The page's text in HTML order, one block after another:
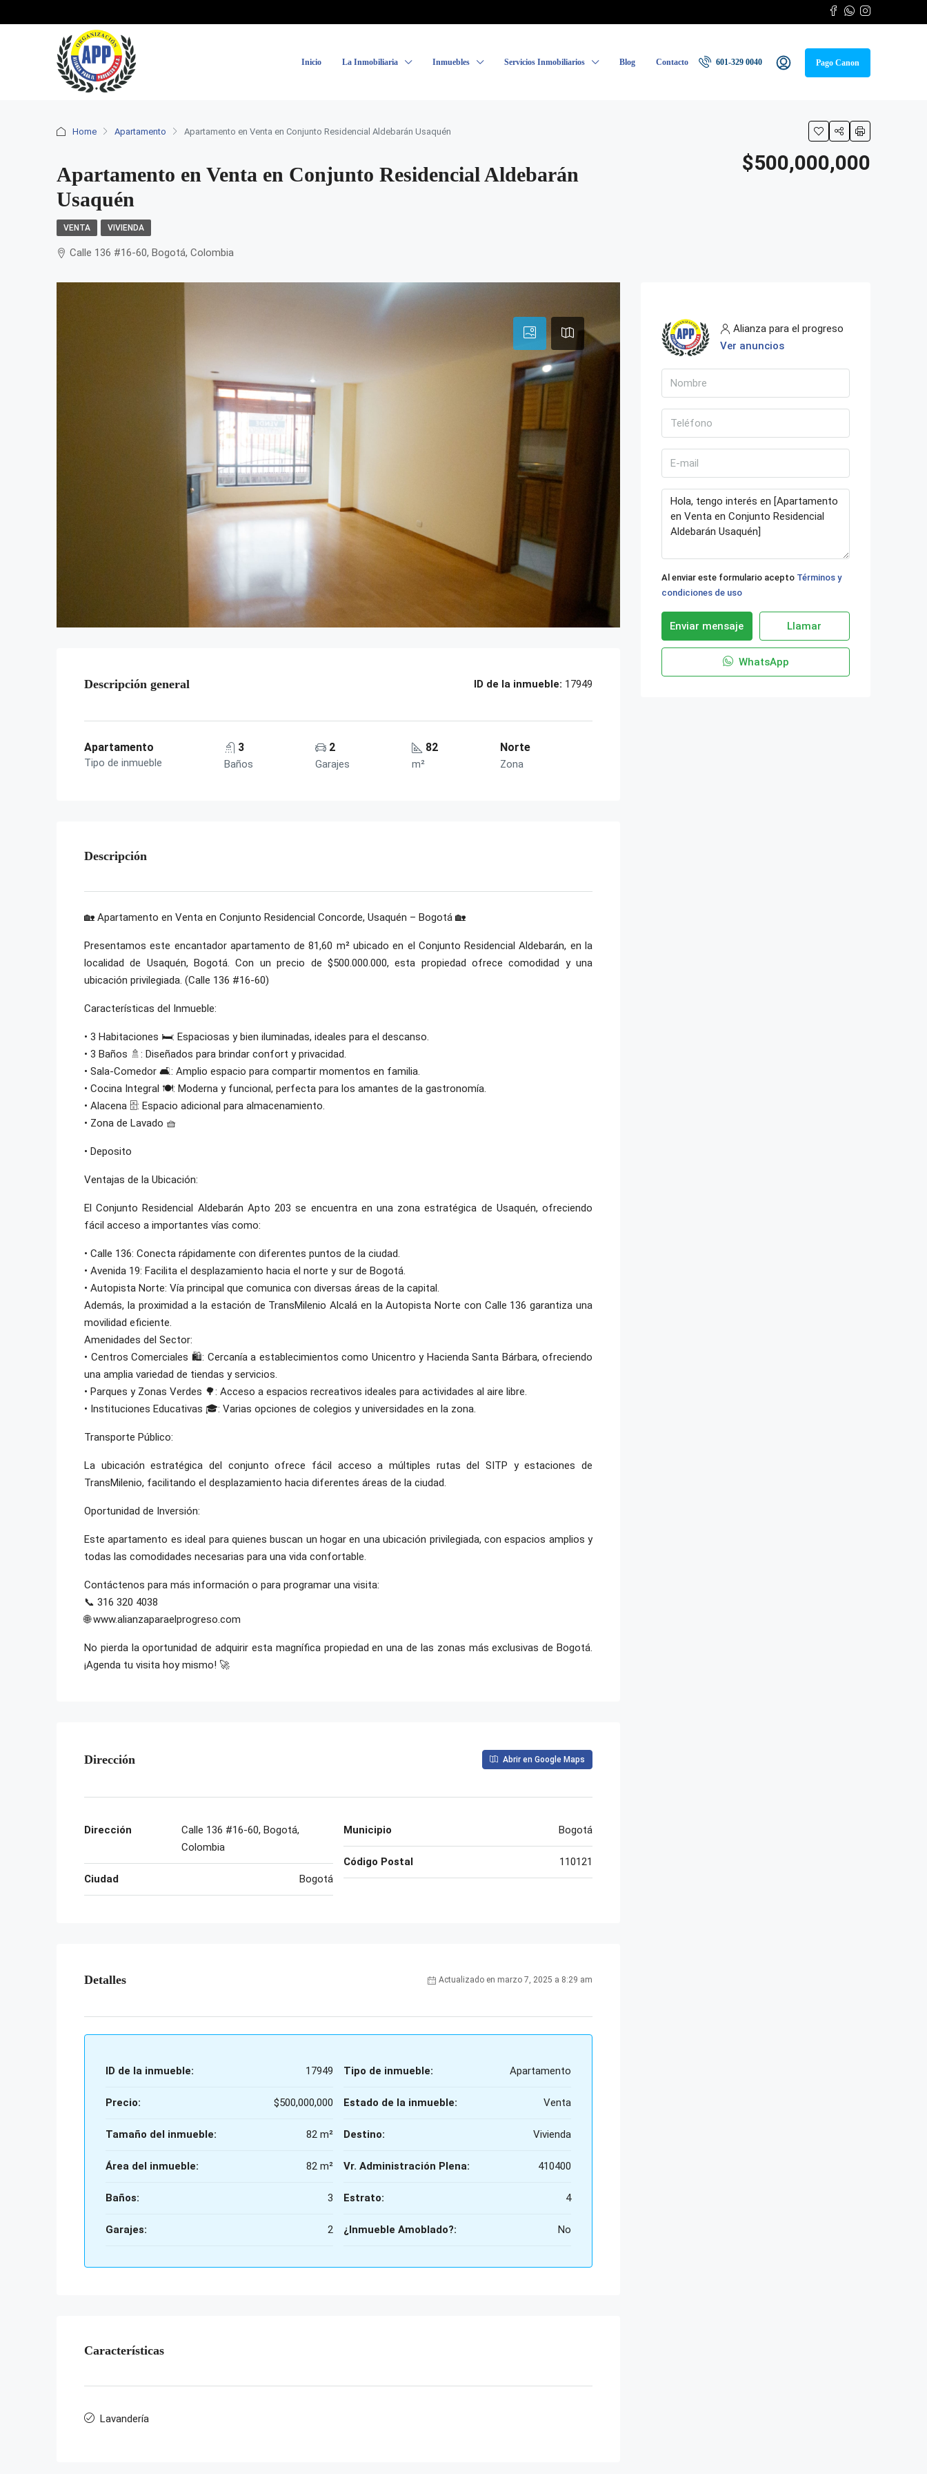
Inicio La Inmobiliaria Inmuebles Servicios Inmobiliarios Blog Contacto 601-329 0040 Pago Canon
Home Apartamento Apartamento en Venta en Conjunto Residencial Aldebarán Usaquén
Apartamento en Venta en Conjunto Residencial Aldebarán
Usaquén
$500,000,000
VENTA VIVIENDA
Calle 136 #16-60, Bogotá, Colombia
Descripción general ID de la inmueble: 17949
Apartamento
Tipo de inmueble
3
Baños
2
Garajes
82
m²
Norte
Zona
Descripción
🏡 Apartamento en Venta en Conjunto Residencial Concorde, Usaquén – Bogotá 🏡
Presentamos este encantador apartamento de 81,60 m² ubicado en el Conjunto Residencial Aldebarán, en la
localidad de Usaquén, Bogotá. Con un precio de $500.000.000, esta propiedad ofrece comodidad y una
ubicación privilegiada. (Calle 136 #16-60)
Características del Inmueble:
• 3 Habitaciones 🛏️: Espaciosas y bien iluminadas, ideales para el descanso.
• 3 Baños 🚿: Diseñados para brindar confort y privacidad.
• Sala-Comedor 🛋️: Amplio espacio para compartir momentos en familia.
• Cocina Integral 🍽️: Moderna y funcional, perfecta para los amantes de la gastronomía.
• Alacena 🗄️: Espacio adicional para almacenamiento.
• Zona de Lavado 🧺
• Deposito
Ventajas de la Ubicación:
El Conjunto Residencial Aldebarán Apto 203 se encuentra en una zona estratégica de Usaquén, ofreciendo
fácil acceso a importantes vías como:
• Calle 136: Conecta rápidamente con diferentes puntos de la ciudad.
• Avenida 19: Facilita el desplazamiento hacia el norte y sur de Bogotá.
• Autopista Norte: Vía principal que comunica con diversas áreas de la capital.
Además, la proximidad a la estación de TransMilenio Alcalá en la Autopista Norte con Calle 136 garantiza una
movilidad eficiente.
Amenidades del Sector:
• Centros Comerciales 🛍️: Cercanía a establecimientos como Unicentro y Hacienda Santa Bárbara, ofreciendo
una amplia variedad de tiendas y servicios.
• Parques y Zonas Verdes 🌳: Acceso a espacios recreativos ideales para actividades al aire libre.
• Instituciones Educativas 🎓: Varias opciones de colegios y universidades en la zona.
Transporte Público:
La ubicación estratégica del conjunto ofrece fácil acceso a múltiples rutas del SITP y estaciones de
TransMilenio, facilitando el desplazamiento hacia diferentes áreas de la ciudad.
Oportunidad de Inversión:
Este apartamento es ideal para quienes buscan un hogar en una ubicación privilegiada, con espacios amplios y
todas las comodidades necesarias para una vida confortable.
Contáctenos para más información o para programar una visita:
📞 316 320 4038
🌐 www.alianzaparaelprogreso.com
No pierda la oportunidad de adquirir esta magnífica propiedad en una de las zonas más exclusivas de Bogotá.
¡Agenda tu visita hoy mismo! 🚀
Dirección Abrir en Google Maps
Dirección
Calle 136 #16-60, Bogotá,
Colombia
Ciudad Bogotá
Municipio Bogotá
Código Postal 110121
Detalles Actualizado en marzo 7, 2025 a 8:29 am
ID de la inmueble: 17949
Precio: $500,000,000
Tamaño del inmueble: 82 m²
Área del inmueble: 82 m²
Baños: 3
Garajes: 2
Tipo de inmueble: Apartamento
Estado de la inmueble: Venta
Destino: Vivienda
Vr. Administración Plena: 410400
Estrato: 4
¿Inmueble Amoblado?: No
Características
Lavandería
Alianza para el progreso
Ver anuncios
Al enviar este formulario acepto Términos y
condiciones de uso
Enviar mensaje Llamar
WhatsApp